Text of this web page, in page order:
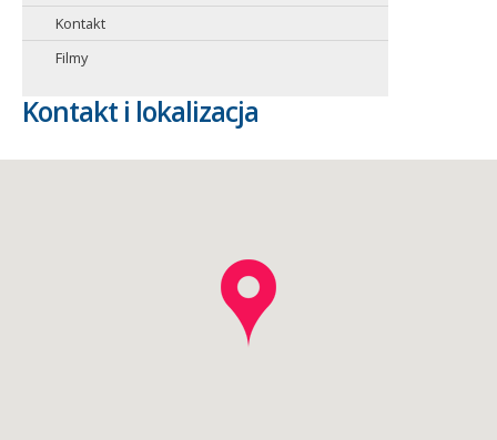
Kontakt
Filmy
Kontakt i lokalizacja